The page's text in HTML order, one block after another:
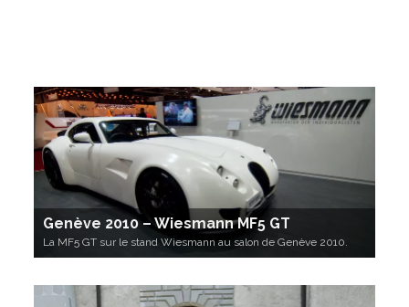
Genève 2010 – Wiesmann MF5 GT
La MF5 GT sur le stand Wiesmann au salon de Genève 2010.